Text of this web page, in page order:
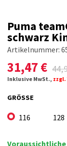
Puma
schwarz
Artikelnummer:
31,47 €
Inklusive MwSt.,
GRÖSSE
116 128
Voraussichtliche